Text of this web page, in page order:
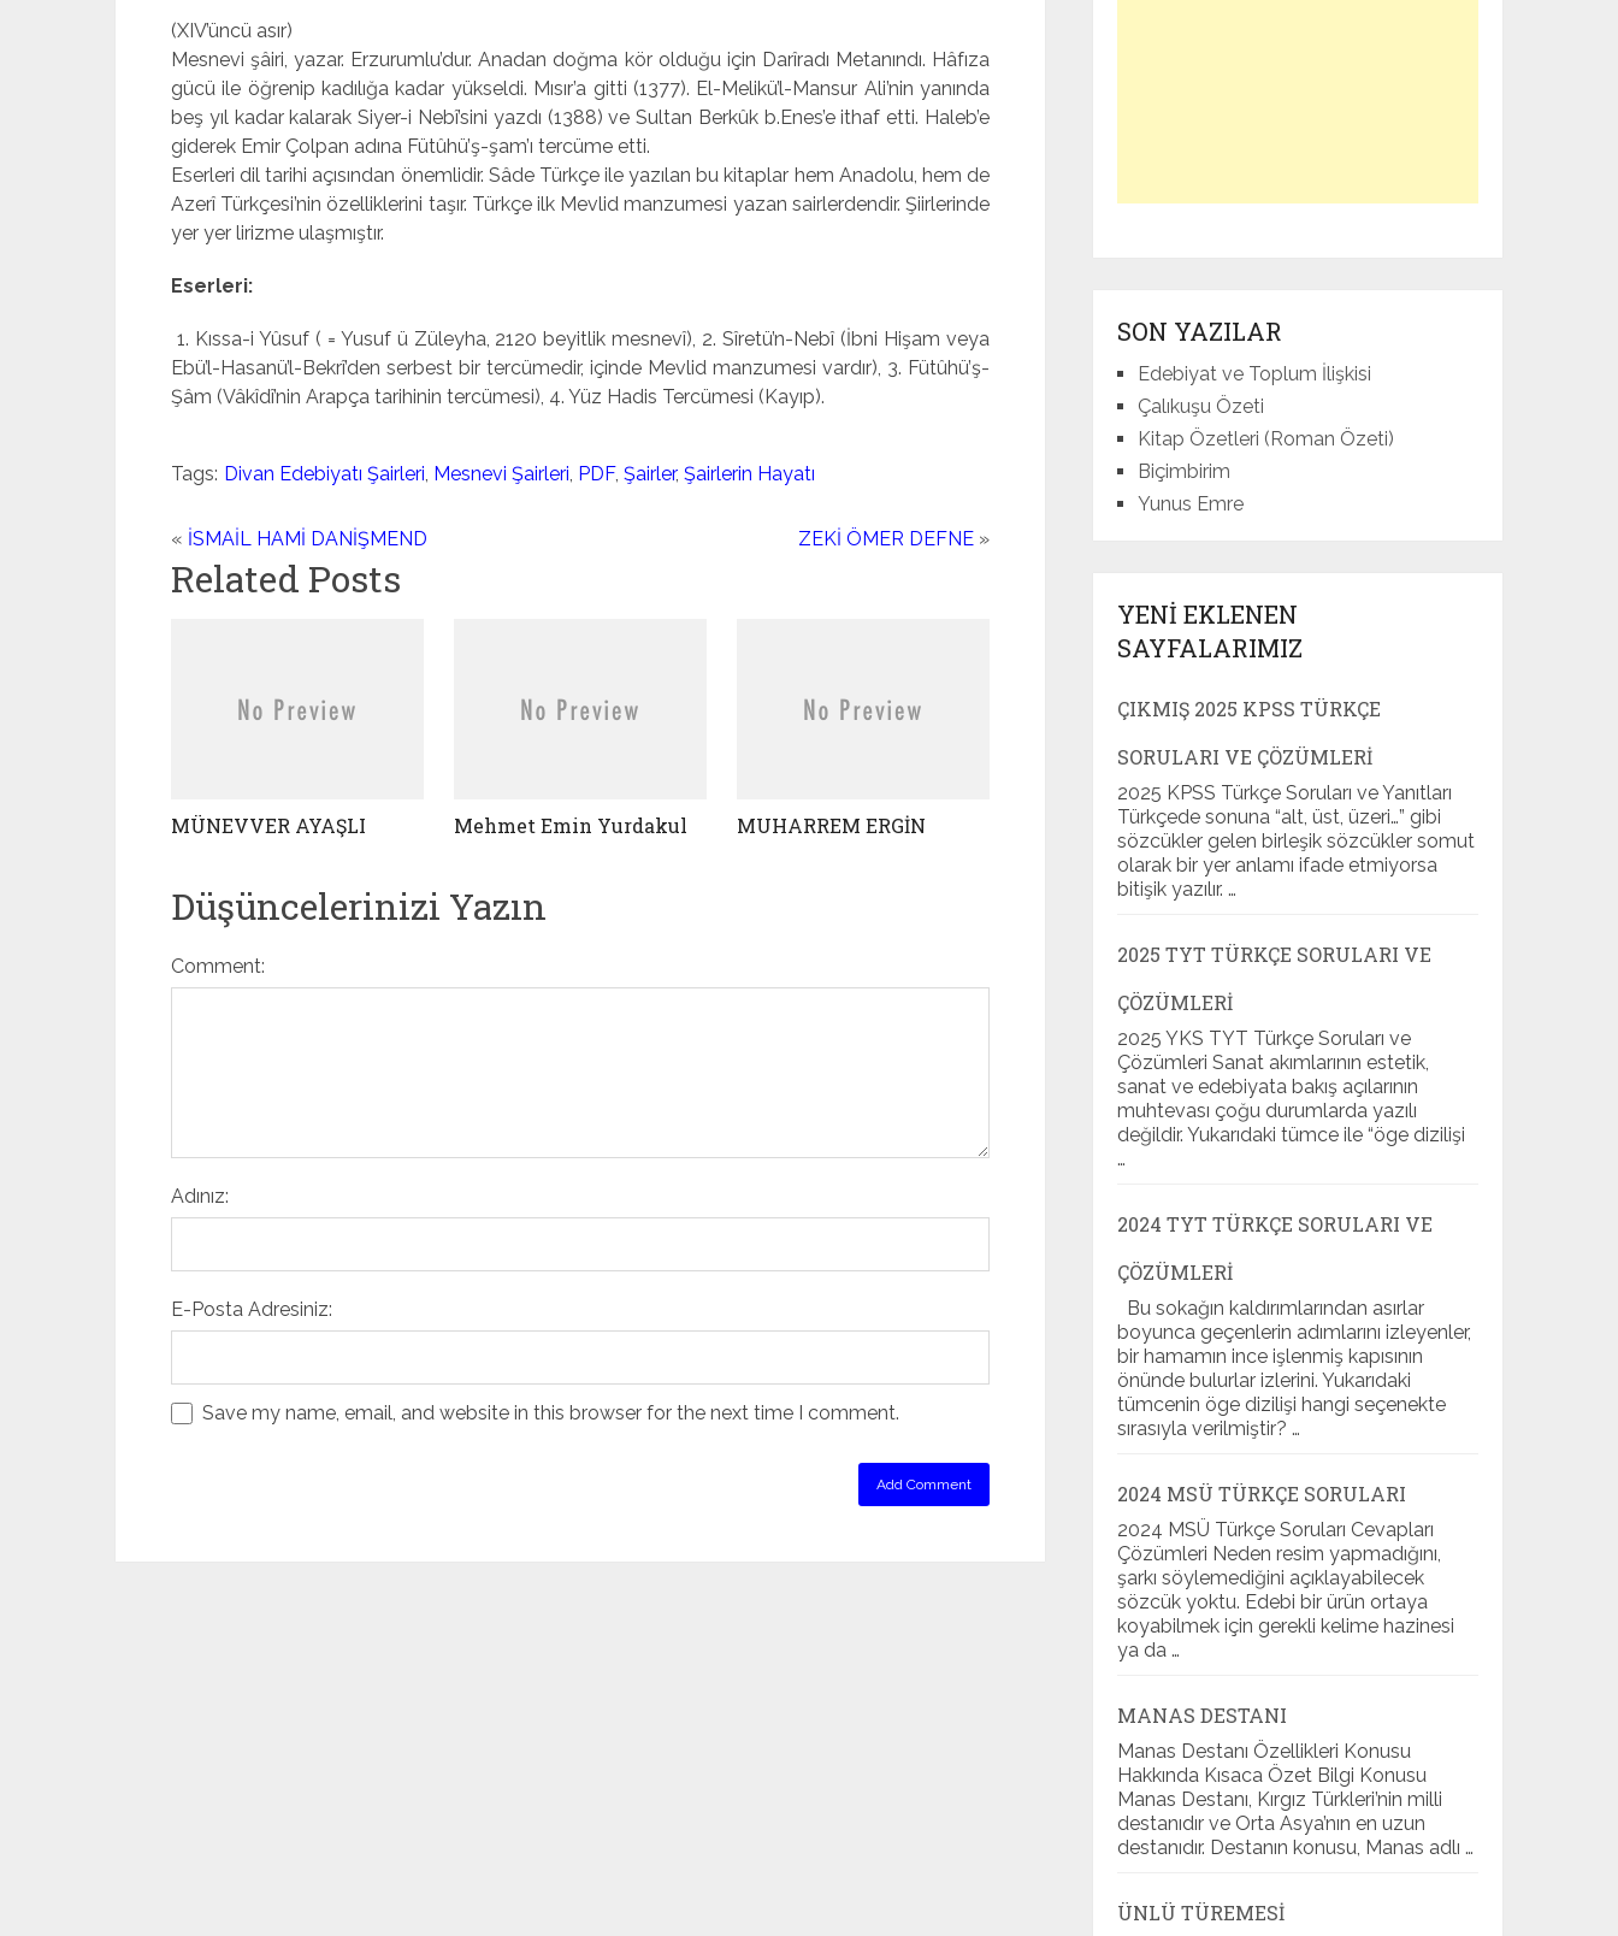
(XIV’üncü asır)
Mesnevi şâiri, yazar. Erzurumlu’dur. Anadan doğma kör olduğu için Darîradı Metanındı. Hâfıza
gücü ile öğrenip kadılığa kadar yükseldi. Mısır’a gitti (1377). El-Melikü’l-Mansur Ali’nin yanında
beş yıl kadar kalarak Siyer-i Nebî’sini yazdı (1388) ve Sultan Berkûk b.Enes’e ithaf etti. Haleb’e
giderek Emir Çolpan adına Fütûhü’ş-şam’ı tercüme etti.
Eserleri dil tarihi açısından önemlidir. Sâde Türkçe ile ya­zılan bu kitaplar hem Anadolu, hem de
Azerî Türkçesi’nin özelliklerini taşır. Türkçe ilk Mevlid manzumesi yazan sair­lerdendir. Şiirlerinde
yer yer lirizme ulaşmıştır.
Eserleri:
1. Kıssa-i Yûsuf ( = Yusuf ü Züleyha, 2120 beyitlik mesnevî), 2. Sîretü’n-Nebî (İbni Hişam veya
Ebü’l-Hasanü’l-Bekrî’den serbest bir tercümedir, içinde Mevlid manzumesi vardır), 3. Fütûhü’ş-
Şâm (Vâkîdî’nin Arapça tari­hinin tercümesi), 4. Yüz Hadis Tercümesi (Kayıp).
Tags: Divan Edebiyatı Şairleri, Mesnevi Şairleri, PDF, Şairler, Şairlerin Hayatı
« İSMAİL HAMİ DANİŞMEND ZEKİ ÖMER DEFNE »
Related Posts
MÜNEVVER AYAŞLI Mehmet Emin Yurdakul MUHARREM ERGİN
Düşüncelerinizi Yazın
Comment:
Adınız:
E-Posta Adresiniz:
Save my name, email, and website in this browser for the next time I comment.
SON YAZILAR
Edebiyat ve Toplum İlişkisi
Çalıkuşu Özeti
Kitap Özetleri (Roman Özeti)
Biçimbirim
Yunus Emre
YENI EKLENEN
SAYFALARIMIZ
ÇIKMIŞ 2025 KPSS TÜRKÇE
SORULARI VE ÇÖZÜMLERI
2025 KPSS Türkçe Soruları ve Yanıtları
Türkçede sonuna “alt, üst, üzeri…” gibi
sözcükler gelen birleşik sözcükler somut
olarak bir yer anlamı ifade etmiyorsa
bitişik yazılır. …
2025 TYT TÜRKÇE SORULARI VE
ÇÖZÜMLERI
2025 YKS TYT Türkçe Soruları ve
Çözümleri Sanat akımlarının estetik,
sanat ve edebiyata bakış açılarının
muhtevası çoğu durumlarda yazılı
değildir. Yukarıdaki tümce ile “öge dizilişi
…
2024 TYT TÜRKÇE SORULARI VE
ÇÖZÜMLERI
Bu sokağın kaldırımlarından asırlar
boyunca geçenlerin adımlarını izleyenler,
bir hamamın ince işlenmiş kapısının
önünde bulurlar izlerini. Yukarıdaki
tümcenin öge dizilişi hangi seçenekte
sırasıyla verilmiştir? …
2024 MSÜ TÜRKÇE SORULARI
2024 MSÜ Türkçe Soruları Cevapları
Çözümleri Neden resim yapmadığını,
şarkı söylemediğini açıklayabilecek
sözcük yoktu. Edebi bir ürün ortaya
koyabilmek için gerekli kelime hazinesi
ya da …
MANAS DESTANI
Manas Destanı Özellikleri Konusu
Hakkında Kısaca Özet Bilgi Konusu
Manas Destanı, Kırgız Türkleri’nin milli
destanıdır ve Orta Asya’nın en uzun
destanıdır. Destanın konusu, Manas adlı …
ÜNLÜ TÜREMESI